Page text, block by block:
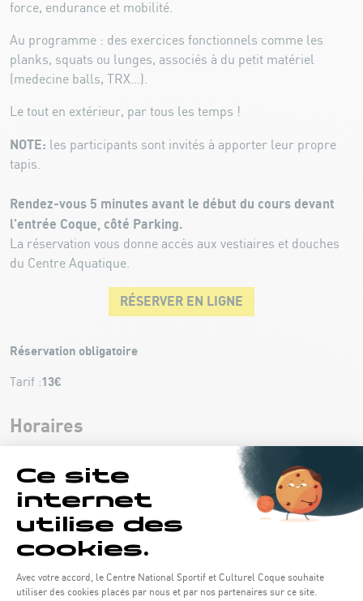
force, endurance et mobilité.
Au programme : des exercices fonctionnels comme les
planks, squats ou lunges, associés à du petit matériel
(medecine balls, TRX…).
Le tout en extérieur, par tous les temps !
NOTE: les participants sont invités à apporter leur propre
tapis.
Rendez-vous 5 minutes avant le début du cours devant
l'entrée Coque, côté Parking.
La réservation vous donne accès aux vestiaires et douches
du Centre Aquatique.
RÉSERVER EN LIGNE
Réservation obligatoire
Tarif :13€
Horaires
De 18h00 à 18h45